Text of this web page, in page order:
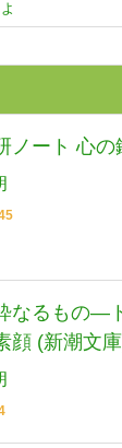
ノート 心の
なるもの―
顔 (新潮文